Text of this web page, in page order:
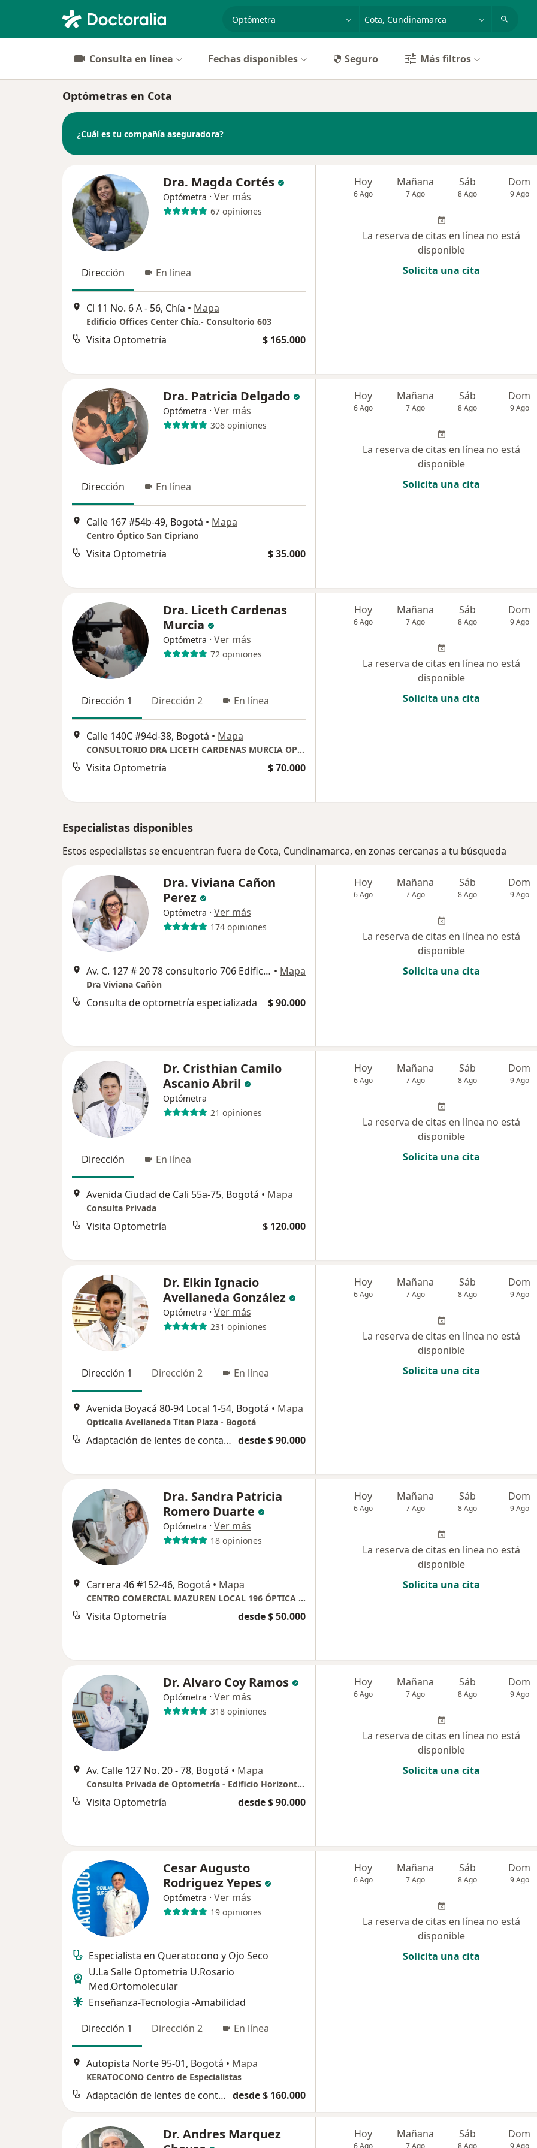
especialidad, enfermedad o nombre
Consulta en línea Fechas disponibles Seguro Más filtros
Optómetras en Cota
¿Cuál es tu compañía aseguradora?
Dra. Magda Cortés
Optómetra · Ver más
67 opiniones
Dirección En línea
Cl 11 No. 6 A - 56, Chía • Mapa
Edificio Offices Center Chía.- Consultorio 603
Visita Optometría $ 165.000
Hoy
6 Ago
Mañana
7 Ago
Sáb
8 Ago
Dom
9 Ago
La reserva de citas en línea no está
disponible
Solicita una cita
Dra. Patricia Delgado
Optómetra · Ver más
306 opiniones
Dirección En línea
Calle 167 #54b-49, Bogotá • Mapa
Centro Óptico San Cipriano
Visita Optometría $ 35.000
Hoy
6 Ago
Mañana
7 Ago
Sáb
8 Ago
Dom
9 Ago
La reserva de citas en línea no está
disponible
Solicita una cita
Dra. Liceth Cardenas
Murcia
Optómetra · Ver más
72 opiniones
Dirección 1 Dirección 2 En línea
Calle 140C #94d-38, Bogotá • Mapa
CONSULTORIO DRA LICETH CARDENAS MURCIA OPTOHELP
Visita Optometría $ 70.000
Hoy
6 Ago
Mañana
7 Ago
Sáb
8 Ago
Dom
9 Ago
La reserva de citas en línea no está
disponible
Solicita una cita
Especialistas disponibles
Estos especialistas se encuentran fuera de Cota, Cundinamarca, en zonas cercanas a tu búsqueda
Dra. Viviana Cañon
Perez
Optómetra · Ver más
174 opiniones
Av. C. 127 # 20 78 consultorio 706 Edificio Horizonte, Bogotá • Mapa
Dra Viviana Cañòn
Consulta de optometría especializada $ 90.000
Hoy
6 Ago
Mañana
7 Ago
Sáb
8 Ago
Dom
9 Ago
La reserva de citas en línea no está
disponible
Solicita una cita
Dr. Cristhian Camilo
Ascanio Abril
Optómetra
21 opiniones
Dirección En línea
Avenida Ciudad de Cali 55a-75, Bogotá • Mapa
Consulta Privada
Visita Optometría $ 120.000
Hoy
6 Ago
Mañana
7 Ago
Sáb
8 Ago
Dom
9 Ago
La reserva de citas en línea no está
disponible
Solicita una cita
Dr. Elkin Ignacio
Avellaneda González
Optómetra · Ver más
231 opiniones
Dirección 1 Dirección 2 En línea
Avenida Boyacá 80-94 Local 1-54, Bogotá • Mapa
Opticalia Avellaneda Titan Plaza - Bogotá
Adaptación de lentes de contacto desde $ 90.000
Hoy
6 Ago
Mañana
7 Ago
Sáb
8 Ago
Dom
9 Ago
La reserva de citas en línea no está
disponible
Solicita una cita
Dra. Sandra Patricia
Romero Duarte
Optómetra · Ver más
18 opiniones
Carrera 46 #152-46, Bogotá • Mapa
CENTRO COMERCIAL MAZUREN LOCAL 196 ÓPTICA NATURAL VISION
Visita Optometría desde $ 50.000
Hoy
6 Ago
Mañana
7 Ago
Sáb
8 Ago
Dom
9 Ago
La reserva de citas en línea no está
disponible
Solicita una cita
Dr. Alvaro Coy Ramos
Optómetra · Ver más
318 opiniones
Av. Calle 127 No. 20 - 78, Bogotá • Mapa
Consulta Privada de Optometría - Edificio Horizonte Health Resources Consultorio 509
Visita Optometría desde $ 90.000
Hoy
6 Ago
Mañana
7 Ago
Sáb
8 Ago
Dom
9 Ago
La reserva de citas en línea no está
disponible
Solicita una cita
Cesar Augusto
Rodriguez Yepes
Optómetra · Ver más
19 opiniones
Especialista en Queratocono y Ojo Seco
U.La Salle Optometria U.Rosario
Med.Ortomolecular
Enseñanza-Tecnologia -Amabilidad
Dirección 1
Dirección 2 En línea
Autopista Norte 95-01, Bogotá • Mapa
KERATOCONO Centro de Especialistas
Adaptación de lentes de contacto desde $ 160.000
Hoy
6 Ago
Mañana
7 Ago
Sáb
8 Ago
Dom
9 Ago
La reserva de citas en línea no está
disponible
Solicita una cita
Dr. Andres Marquez
Hoy Mañana Sáb Dom